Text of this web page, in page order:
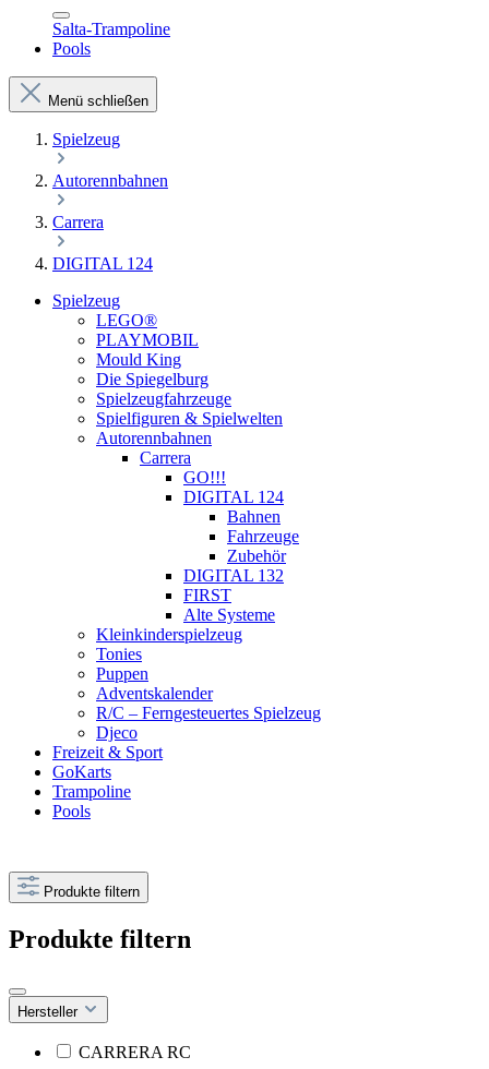
Salta-Trampoline
Pools
Menü schließen
Spielzeug
Autorennbahnen
Carrera
DIGITAL 124
Spielzeug
LEGO®
PLAYMOBIL
Mould King
Die Spiegelburg
Spielzeugfahrzeuge
Spielfiguren & Spielwelten
Autorennbahnen
Carrera
GO!!!
DIGITAL 124
Bahnen
Fahrzeuge
Zubehör
DIGITAL 132
FIRST
Alte Systeme
Kleinkinderspielzeug
Tonies
Puppen
Adventskalender
R/C – Ferngesteuertes Spielzeug
Djeco
Freizeit & Sport
GoKarts
Trampoline
Pools
Produkte filtern
Produkte filtern
Hersteller
CARRERA RC